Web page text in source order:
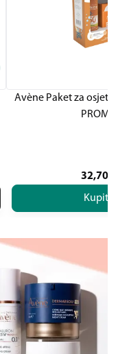
Avène Paket za
PROMO
32,70
Kupite